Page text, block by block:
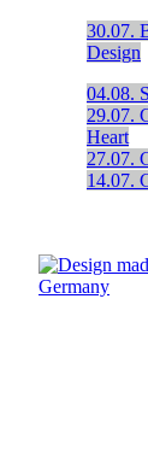
30.07.
Design
04.08.
29.07.
Heart
27.07.
14.07.